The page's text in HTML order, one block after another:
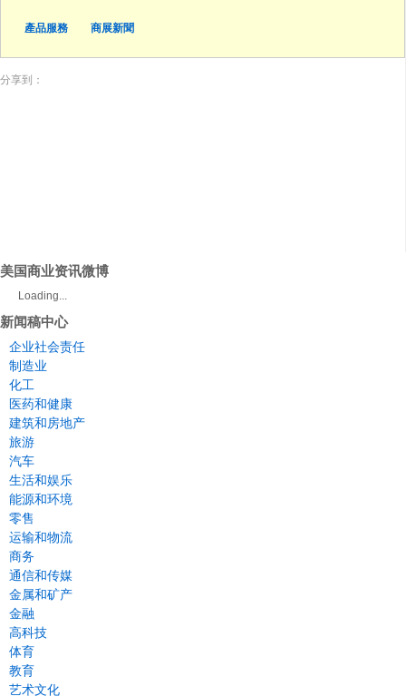
產品服務 商展新聞
分享到：
美国商业资讯微博
Loading...
新闻稿中心
企业社会责任
制造业
化工
医药和健康
建筑和房地产
旅游
汽车
生活和娱乐
能源和环境
零售
运输和物流
商务
通信和传媒
金属和矿产
金融
高科技
体育
教育
艺术文化